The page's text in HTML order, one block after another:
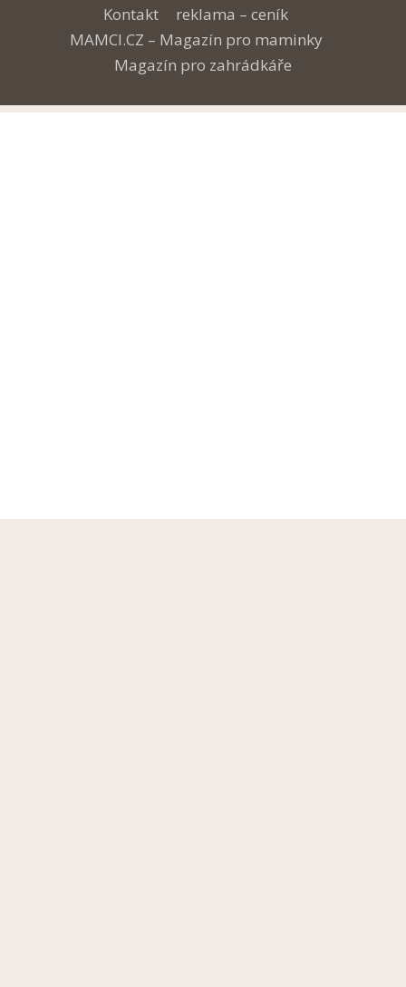
Kontakt
reklama – ceník
MAMCI.CZ – Magazín pro maminky
Magazín pro zahrádkáře